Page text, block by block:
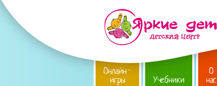
Онлайн-
игры Учебники
О
нас